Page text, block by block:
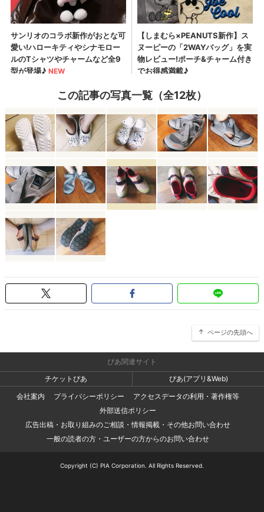
この記事の写真一覧（全12枚）
ページの先頭へ
ぴあ関連サイト
チケットぴあ
ぴあ(アプリ&Web)
会社案内
プライバシーポリシー
アクセスデータの利用・著作権等
外部送信ポリシー
広告出稿・お取り組みのご相談・情報掲載・その他お問い合わせ
一般の読者の方・ユーザーの方からのお問い合わせ
Copyright (C) PIA Corporation. All Rights Reserved.